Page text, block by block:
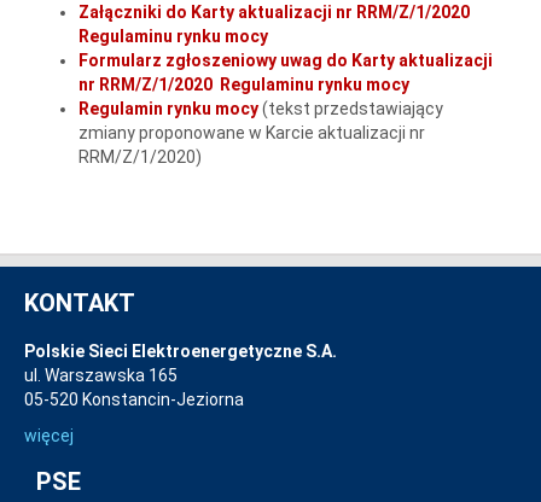
Załączniki do Karty aktualizacji nr RRM/Z/1/2020
Regulaminu rynku mocy
Formularz zgłoszeniowy uwag do Karty aktualizacji
nr RRM/Z/1/2020 Regulaminu rynku mocy
Regulamin rynku mocy(tekst przedstawiający
zmiany proponowane w Karcie aktualizacji nr
RRM/Z/1/2020)
KONTAKT
Polskie Sieci Elektroenergetyczne S.A.
ul. Warszawska 165
05-520 Konstancin-Jeziorna
więcej
PSE